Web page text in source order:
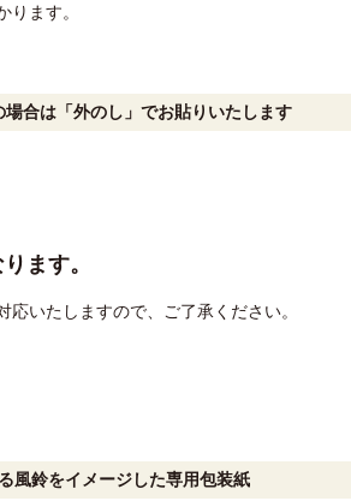
ます。
場合は「外のし」でお貼りいたします
ます。
いたしますので、ご了承ください。
風鈴をイメージした専用包装紙